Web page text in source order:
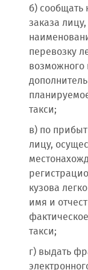
б)
заказа
перевозку
такси;
в) по
лицу,
кузова
имя и
такси;
г) выдать